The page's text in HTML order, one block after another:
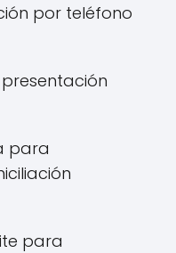
por teléfono
para
para